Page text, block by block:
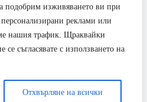
подобрим изживяването ви при
реклами или
нашия трафик. Щраквайки
съгласявате с използването на
Отхвърляне на всички
да знаете за ремонта през
година